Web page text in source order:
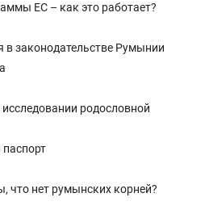
ЕС – как это работает?
в законодательстве Румынии
родословной
что нет румынских корней?